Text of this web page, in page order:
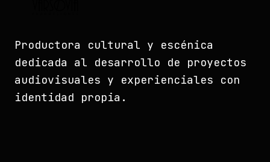
Productora cultural y escénica
dedicada al desarrollo de proyectos
audiovisuales y experienciales con
identidad propia.